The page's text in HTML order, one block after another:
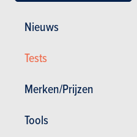
Nieuws
Tests
Merken/Prijzen
Tools